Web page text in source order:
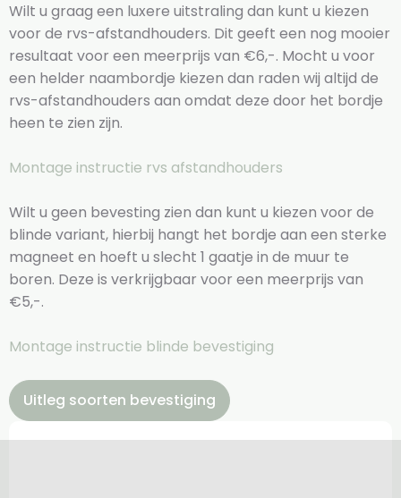
Wilt u graag een luxere uitstraling dan kunt u kiezen
voor de rvs-afstandhouders. Dit geeft een nog mooier
resultaat voor een meerprijs van €6,-. Mocht u voor
een helder naambordje kiezen dan raden wij altijd de
rvs-afstandhouders aan omdat deze door het bordje
heen te zien zijn.
Montage instructie rvs afstandhouders
Wilt u geen bevesting zien dan kunt u kiezen voor de
blinde variant, hierbij hangt het bordje aan een sterke
magneet en hoeft u slecht 1 gaatje in de muur te
boren. Deze is verkrijgbaar voor een meerprijs van
€5,-.
Montage instructie blinde bevestiging
Uitleg soorten bevestiging